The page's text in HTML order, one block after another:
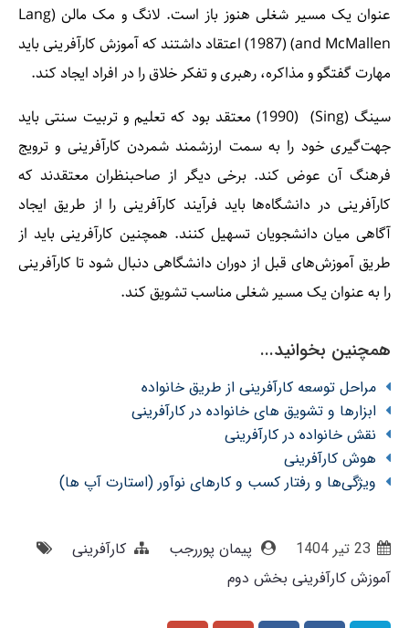
عنوان یک مسیر شغلی هنوز باز است. لانگ و مک مالن (Lang
and McMallen) (1987) اعتقاد داشتند که آموزش کارآفرینی باید
مهارت گفتگو و مذاکره، رهبری و تفکر خلاق را در افراد ایجاد کند.
سینگ (Sing) ‌ (1990) معتقد بود که تعلیم و تربیت سنتی باید
جهت‌گیری خود را به سمت ارزشمند شمردن کارآفرینی و ترویج
فرهنگ آن عوض کند. برخی دیگر از صاحبنظران معتقدند که
کارآفرینی در دانشگاه‌ها باید فرآیند کارآفرینی را از طریق ایجاد
آگاهی میان دانشجویان تسهیل کنند. همچنین کارآفرینی باید از
طریق آموزش‌های قبل از دوران دانشگاهی دنبال شود تا کارآفرینی
را به عنوان یک مسیر شغلی مناسب تشویق کند.
همچنین بخوانید...
مراحل توسعه کارآفرینی از طریق خانواده
ابزارها و تشویق های خانواده در کارآفرینی
نقش خانواده در کارآفرینی
هوش کارآفرینی
ویژگی‌ها و رفتار کسب و کارهای نوآور (استارت آپ ها)
23 تير 1404 پیمان پوررجب
کارآفرینی
آموزش کارآفرینی بخش دوم